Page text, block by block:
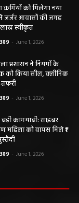
को मिलेगा नया
जर्जर आवासों की जगह
लाख स्वीकृत
- June 1, 2026
प्रशासन ने नियमों के
को किया सील, क्लीनिक
- June 1, 2026
कामयाबी: साइबर
महिला को वापस मिले ₹1
- June 1, 2026